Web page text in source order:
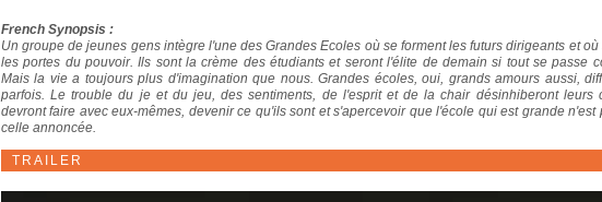
French Synopsis :
Un groupe de jeunes gens intègre l'une des Grandes Ecoles où se forment les futurs dirigeants et où
les portes du pouvoir. Ils sont la crème des étudiants et seront l'élite de demain si tout se passe
Mais la vie a toujours plus d'imagination que nous. Grandes écoles, oui, grands amours aussi,
parfois. Le trouble du je et du jeu, des sentiments, de l'esprit et de la chair désinhiberont leurs
devront faire avec eux-mêmes, devenir ce qu'ils sont et s'apercevoir que l'école qui est grande n'est
celle annoncée.
TRAILER